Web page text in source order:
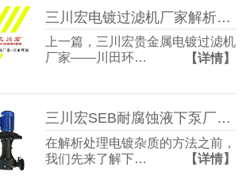
三川宏电镀过滤机厂家解析电刷镀技术工艺流程
上一篇，三川宏贵金属电镀过滤机
厂家——川田环…
【详情】
三川宏SEB耐腐蚀液下泵厂家解析电镀杂质的处理方法
在解析处理电镀杂质的方法之前，
我们先来了解下…
【详情】